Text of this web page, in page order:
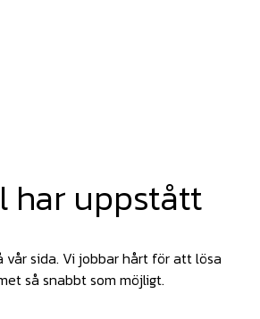
har uppstått
vår sida. Vi jobbar hårt för att lösa
så snabbt som möjligt.